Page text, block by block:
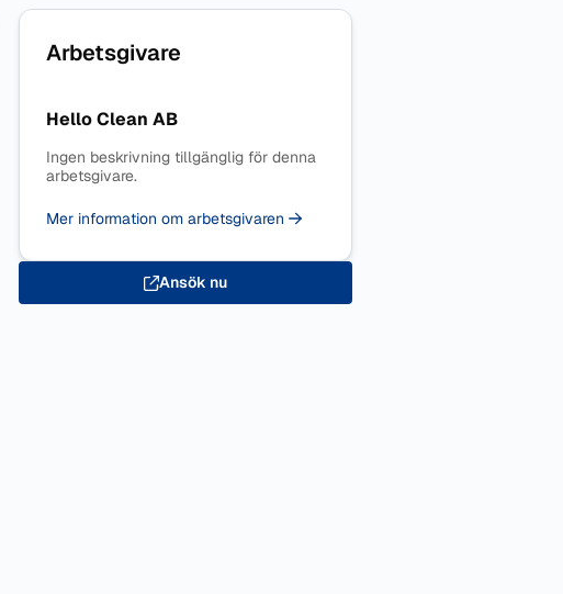
Arbetsgivare
Hello Clean AB
Ingen beskrivning tillgänglig för denna
arbetsgivare.
Mer information om arbetsgivaren
Ansök nu